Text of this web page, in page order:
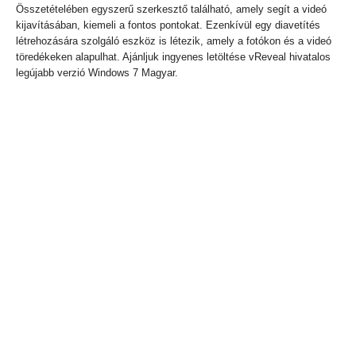
Összetételében egyszerű szerkesztő található, amely segít a videó
kijavításában, kiemeli a fontos pontokat. Ezenkívül egy diavetítés
létrehozására szolgáló eszköz is létezik, amely a fotókon és a videó
töredékeken alapulhat. Ajánljuk ingyenes letöltése vReveal hivatalos
legújabb verzió Windows 7 Magyar.